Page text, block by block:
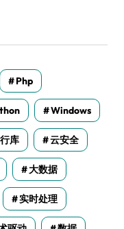
Php
Windows
库 云安全
大数据
实时处理